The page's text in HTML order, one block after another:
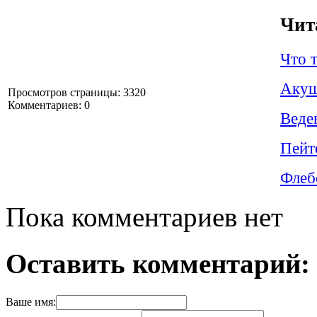
Просмотров страницы: 3320
Комментариев: 0
Что
Пока комментариев нет
Оставить комментарий:
Ваше имя: